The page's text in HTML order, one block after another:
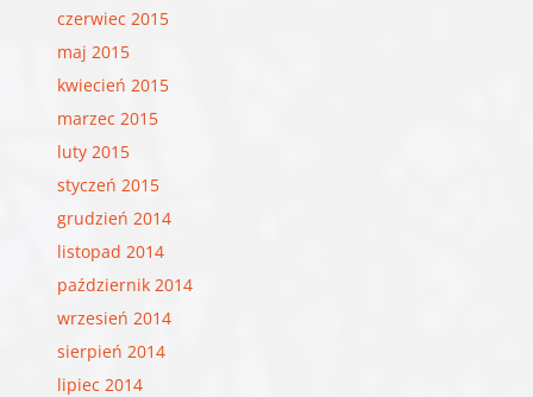
czerwiec 2015
maj 2015
kwiecień 2015
marzec 2015
luty 2015
styczeń 2015
grudzień 2014
listopad 2014
październik 2014
wrzesień 2014
sierpień 2014
lipiec 2014